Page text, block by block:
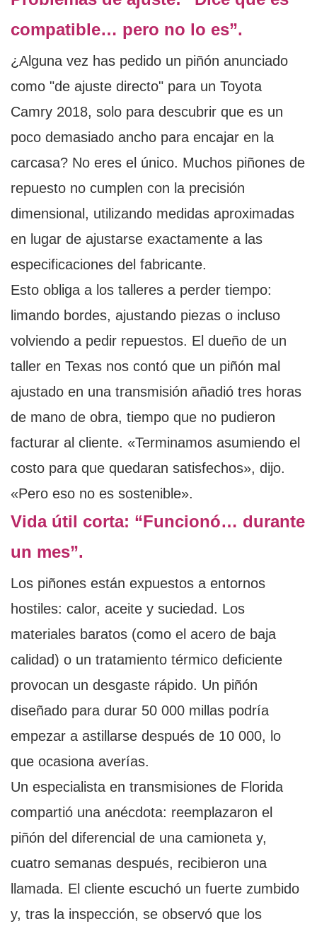
compatible… pero no lo es”.
¿Alguna vez has pedido un piñón anunciado
como "de ajuste directo" para un Toyota
Camry 2018, solo para descubrir que es un
poco demasiado ancho para encajar en la
carcasa? No eres el único. Muchos piñones de
repuesto no cumplen con la precisión
dimensional, utilizando medidas aproximadas
en lugar de ajustarse exactamente a las
especificaciones del fabricante.
Esto obliga a los talleres a perder tiempo:
limando bordes, ajustando piezas o incluso
volviendo a pedir repuestos. El dueño de un
taller en Texas nos contó que un piñón mal
ajustado en una transmisión añadió tres horas
de mano de obra, tiempo que no pudieron
facturar al cliente. «Terminamos asumiendo el
costo para que quedaran satisfechos», dijo.
«Pero eso no es sostenible».
Vida útil corta: “Funcionó… durante
un mes”.
Los piñones están expuestos a entornos
hostiles: calor, aceite y suciedad. Los
materiales baratos (como el acero de baja
calidad) o un tratamiento térmico deficiente
provocan un desgaste rápido. Un piñón
diseñado para durar 50 000 millas podría
empezar a astillarse después de 10 000, lo
que ocasiona averías.
Un especialista en transmisiones de Florida
compartió una anécdota: reemplazaron el
piñón del diferencial de una camioneta y,
cuatro semanas después, recibieron una
llamada. El cliente escuchó un fuerte zumbido
y, tras la inspección, se observó que los